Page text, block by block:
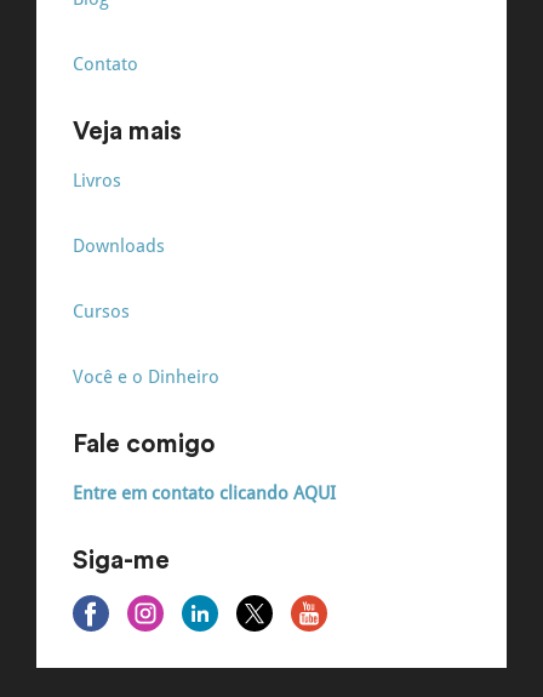
Contato
Veja mais
Livros
Downloads
Cursos
Você e o Dinheiro
Fale comigo
Entre em contato clicando AQUI
Siga-me